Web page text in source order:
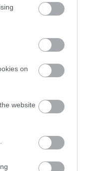
on
website
Civitavecchia - Termini
si fa quasi sempre per
sua unicità, per alzare
e più comodo.
bungalow costa di più.